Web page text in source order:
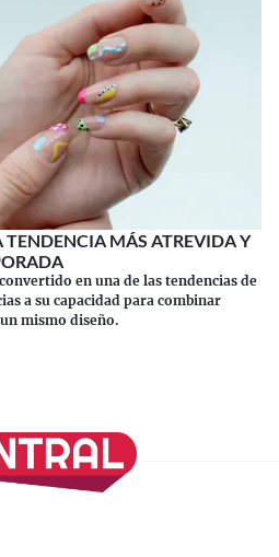
MÁS ATREVIDA Y
en una de las tendencias de
a su capacidad para combinar
mismo diseño.